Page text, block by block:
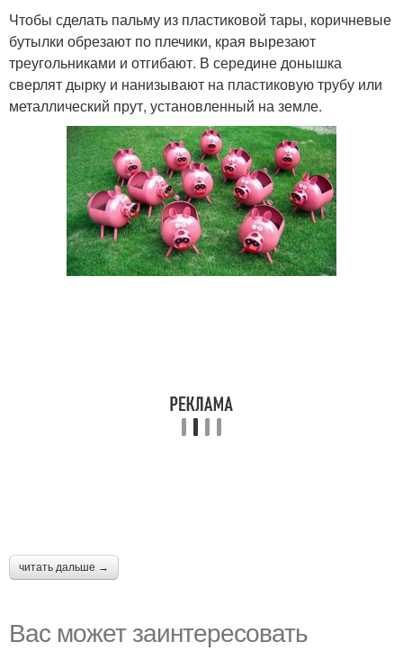
Чтобы сделать пальму из пластиковой тары, коричневые
бутылки обрезают по плечики, края вырезают
треугольниками и отгибают. В середине донышка
сверлят дырку и нанизывают на пластиковую трубу или
металлический прут, установленный на земле.
читать дальше →
Вас может заинтересовать